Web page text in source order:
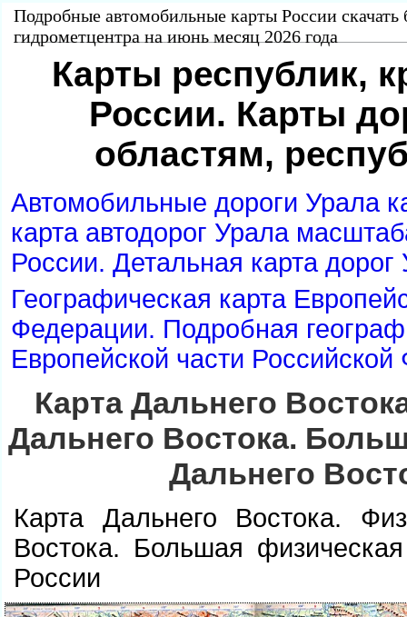
Подробные автомобильные карты России скачать
идрометцентра на июнь месяц 2026 года
Карты республик,
России. Карты
областям,
Автомобильные дороги Урала
карта автодорог Урала
России. Детальная карта дорог
Географическая карта
Федерации. Подробная
Европейской части
Карта Дальнего
Дальнего Востока.
Дальнего
Карта Дальнего Востока.
остока. Большая физическая
России